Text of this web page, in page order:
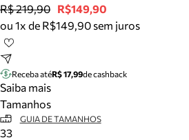
Tênis
Mule
Tire dúvidas sobre pedidos,
Meus pedidos
Acompanhe seus pedidos e
R$ 219,90 R$149,90
ou 1x de R$149,90 sem juros
Receba atéR$ 17,99de cashback
Saiba mais
Tamanhos
GUIA DE TAMANHOS
33